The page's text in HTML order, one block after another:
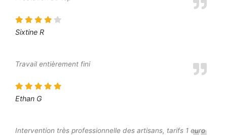
Sixtine R
Travail entièrement fini
Ethan G
Intervention très professionnelle des artisans, tarifs 1 euro